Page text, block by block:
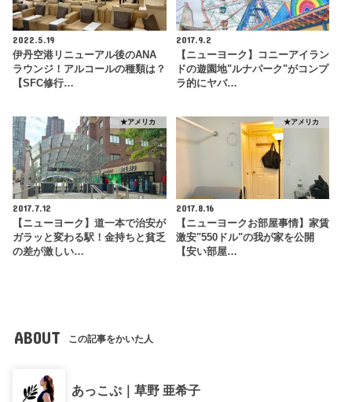
2022.5.19
伊丹空港リニューアル後のANA
ラウンジ！アルコールの種類は？
【SFC修行…
2017.9.2
【ニューヨーク】コニーアイラン
ドの遊園地"ルナパーク"がコンプ
ラ的にヤバ…
★アメリカ
2017.7.12
【ニューヨーク】道一本で治安が
ガラッと変わる駅！金持ちと貧乏
の差が激しい…
★アメリカ
2017.8.16
【ニューヨークお部屋事情】家賃
激安"550ドル"の我が家を公開
【安い部屋…
ABOUT この記事をかいた人
あっこぷ｜草野 亜希子